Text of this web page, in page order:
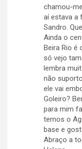
chamou-
aí estava a
Sandro.
Ainda o
Beira Rio é
só vejo
lembra
não
ele vai
Goleiro?
para mim
temos o
base e
Abraço a